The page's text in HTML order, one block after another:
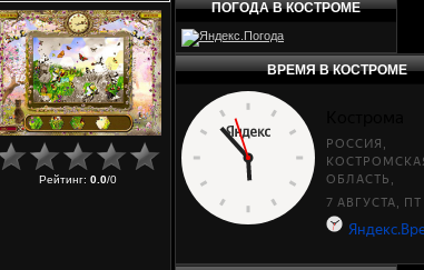
Рейтинг: 0.0/0
ПОГОДА В КОСТРОМЕ
ВРЕМЯ В КОСТРОМЕ